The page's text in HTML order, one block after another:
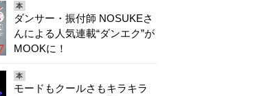
本
ダンサー・振付師 NOSUKEさ
んによる人気連載“ダンエク”が
MOOKに！
本
モードもクールさもキラキラ